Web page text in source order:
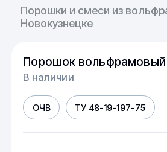
Порошки и смеси из
Новокузнецке
Порошок вольфрамовый
В наличии
ОЧВ ТУ 48-19-197-75